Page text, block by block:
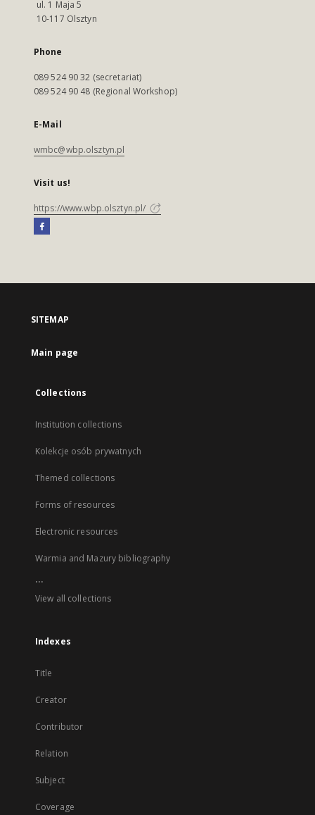
ul. 1 Maja 5
10-117 Olsztyn
Phone
089 524 90 32 (secretariat)
089 524 90 48 (Regional Workshop)
E-Mail
wmbc@wbp.olsztyn.pl
Visit us!
https://www.wbp.olsztyn.pl/
SITEMAP
Main page
Collections
Institution collections
Kolekcje osób prywatnych
Themed collections
Forms of resources
Electronic resources
Warmia and Mazury bibliography
...
View all collections
Indexes
Title
Creator
Contributor
Relation
Subject
Coverage